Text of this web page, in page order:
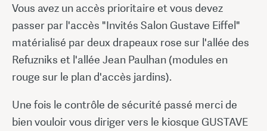
Vous avez un accès prioritaire et vous devez
passer par l'accès "Invités Salon Gustave Eiffel"
matérialisé par deux drapeaux rose sur l'allée des
Refuzniks et l'allée Jean Paulhan (modules en
rouge sur le plan d'accès jardins).
Une fois le contrôle de sécurité passé merci de
bien vouloir vous diriger vers le kiosque GUSTAVE